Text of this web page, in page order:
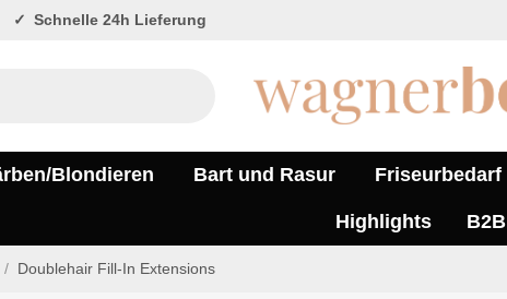
Schnelle 24h Lieferung
Blondieren Bart und Rasur Friseurbedarf
Highlights B2B
/ Doublehair Fill-In Extensions